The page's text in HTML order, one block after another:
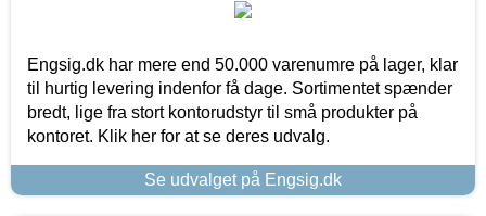
Engsig.dk har mere end 50.000 varenumre på lager, klar
til hurtig levering indenfor få dage. Sortimentet spænder
bredt, lige fra stort kontorudstyr til små produkter på
kontoret. Klik her for at se deres udvalg.
Se udvalget på Engsig.dk